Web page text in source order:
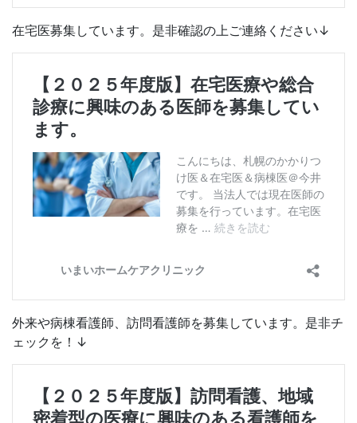
在宅医募集しています。是非確認の上ご連絡ください↓
外来や病棟看護師、訪問看護師を募集しています。是非チ
ェックを！↓